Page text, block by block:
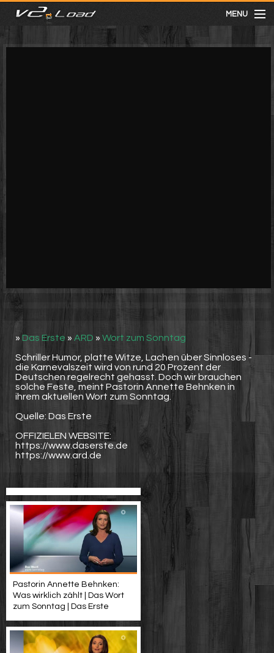
MENU
meist gesehen
» Das Erste » ARD » Wort zum Sonntag
Schriller Humor, platte Witze, Lachen über Sinnloses -
die Karnevalszeit wird von rund 20 Prozent der
Deutschen regelrecht gehasst. Doch wir brauchen
solche Feste, meint Pastorin Annette Behnken in
ihrem aktuellen Wort zum Sonntag.
Quelle: Das Erste
OFFIZIELEN WEBSITE:
https://www.daserste.de
https://www.ard.de
Pastorin Annette Behnken:
Was wirklich zählt | Das Wort
zum Sonntag | Das Erste